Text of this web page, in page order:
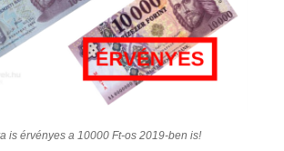
is érvényes a 10000 Ft-os 2019-ben is!